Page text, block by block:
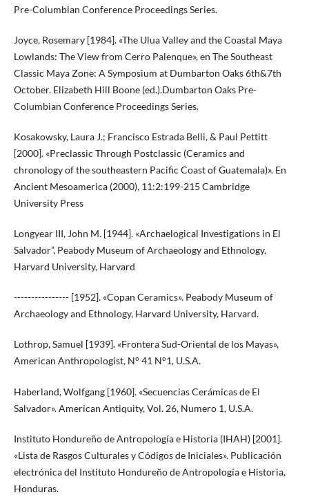
Pre-Columbian Conference Proceedings Series.
Joyce, Rosemary [1984]. «The Ulua Valley and the Coastal Maya
Lowlands: The View from Cerro Palenque», en The Southeast
Classic Maya Zone: A Symposium at Dumbarton Oaks 6th&7th
October. Elizabeth Hill Boone (ed.).Dumbarton Oaks Pre-
Columbian Conference Proceedings Series.
Kosakowsky, Laura J.; Francisco Estrada Belli, & Paul Pettitt
[2000]. «Preclassic Through Postclassic (Ceramics and
chronology of the southeastern Pacific Coast of Guatemala)». En
Ancient Mesoamerica (2000), 11:2:199-215 Cambridge
University Press
Longyear III, John M. [1944]. «Archaelogical Investigations in El
Salvador”, Peabody Museum of Archaeology and Ethnology,
Harvard University, Harvard
---------------- [1952]. «Copan Ceramics». Peabody Museum of
Archaeology and Ethnology, Harvard University, Harvard.
Lothrop, Samuel [1939]. «Frontera Sud-Oriental de los Mayas»,
American Anthropologist, N° 41 N°1, U.S.A.
Haberland, Wolfgang [1960]. «Secuencias Cerámicas de El
Salvador». American Antiquity, Vol. 26, Numero 1, U.S.A.
Instituto Hondureño de Antropología e Historia (IHAH) [2001].
«Lista de Rasgos Culturales y Códigos de Iniciales». Publicación
electrónica del Instituto Hondureño de Antropología e Historia,
Honduras.